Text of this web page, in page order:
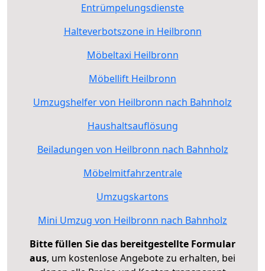
Entrümpelungsdienste
Halteverbotszone in Heilbronn
Möbeltaxi Heilbronn
Möbellift Heilbronn
Umzugshelfer von Heilbronn nach Bahnholz
Haushaltsauflösung
Beiladungen von Heilbronn nach Bahnholz
Möbelmitfahrzentrale
Umzugskartons
Mini Umzug von Heilbronn nach Bahnholz
Bitte füllen Sie das bereitgestellte Formular
aus, um kostenlose Angebote zu erhalten, bei